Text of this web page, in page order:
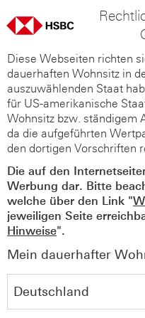
Diese Webseiten richten
dauerhaften Wohnsitz in
auszuwählenden Staat
für US-amerikanische
Wohnsitz bzw. ständigem
da die aufgeführten
den dortigen Vorschriften
Die auf den
Werbung dar. Bitte
welche über den Link "
jeweiligen Seite
Hinweise".
Mein dauerhafter